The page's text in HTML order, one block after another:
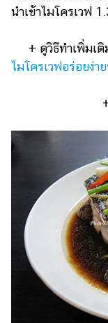
นำเข้าไมโครเวฟ
+ ดูวิธีทำเพิ่มเติ
ไมโครเวฟอร่อยง่า